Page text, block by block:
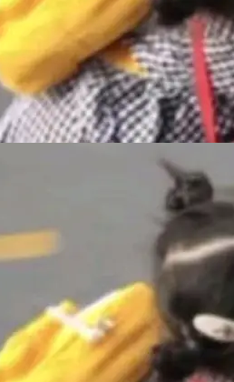
，在近半年时间
示，...
他的原话是 "buil
不通气。 这个判
Hugging Face 是
跑着上百万个模
博客系统、智能
稀奇事。 Crawsh
源 AI coding age
文章，核心论点很
理由不是传统的自
直接相关的
个性化任何软件 C
测邀请，全
现场诞生
候大概没人想到它
路演。 8月1日，
人崔添翼（tiany
Agent Harness 相
加 DeepSeek Har
联系我。请附上
环境中——调用工
理错误、完成闭
Preview
量级统一多模态模
Lite-Preview。
仅以 8B-MoT 的轻
精细的真实质感、
编辑。 相比 U
方向上带来了显著
； 更精细的局部纹
准确的中英文文字
的图...
京ICP备2025119063号